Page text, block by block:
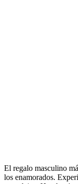
El regalo masculino
los enamorados.